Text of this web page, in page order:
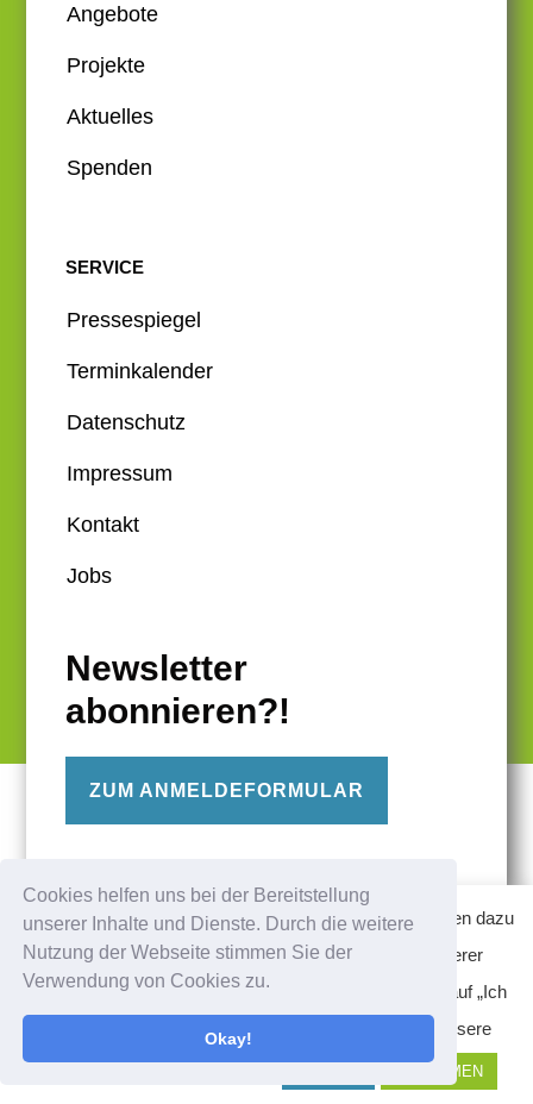
Cookies helfen uns bei der Bereitstellung
unserer Inhalte und Dienste. Durch die weitere
Nutzung der Webseite stimmen Sie der
Verwendung von Cookies zu.
Okay!
Angebote
Projekte
Aktuelles
Spenden
SERVICE
Pressespiegel
Terminkalender
Datenschutz
Impressum
Kontakt
Jobs
Newsletter
abonnieren?!
ZUM ANMELDEFORMULAR
Diese Website verwendet Cookies – nähere Informationen dazu
und zu Ihren Rechten als Benutzer finden Sie in unserer
Datenschutzerklärung am Ende der Seite. Klicken Sie auf „Ich
stimme zu“, um Cookies zu akzeptieren und direkt unsere
ANNEHMEN